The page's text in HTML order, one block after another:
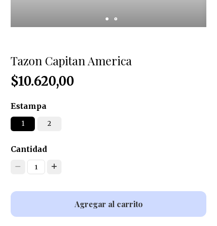
Tazon Capitan America
$10.620,00
Estampa
1 2
Cantidad
1
Agregar al carrito